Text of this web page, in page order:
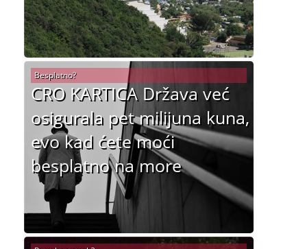
CRO KARTICA Država već
osigurala pet milijuna kuna,
evo kad ćete moći
besplatno na more
Besplatno?